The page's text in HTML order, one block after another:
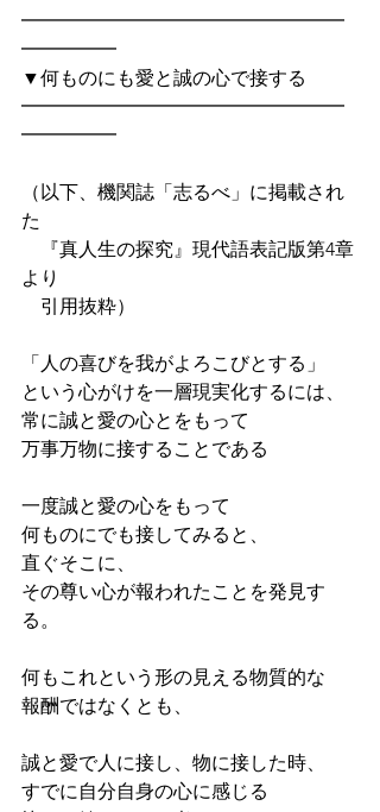
━━━━━━━━━━━━━━━━━
━━━━━
▼何ものにも愛と誠の心で接する
━━━━━━━━━━━━━━━━━
━━━━━
（以下、機関誌「志るべ」に掲載され
た
『真人生の探究』現代語表記版第4章
より
引用抜粋）
「人の喜びを我がよろこびとする」
という心がけを一層現実化するには、
常に誠と愛の心とをもって
万事万物に接することである
一度誠と愛の心をもって
何ものにでも接してみると、
直ぐそこに、
その尊い心が報われたことを発見す
る。
何もこれという形の見える物質的な
報酬ではなくとも、
誠と愛で人に接し、物に接した時、
すでに自分自身の心に感じる